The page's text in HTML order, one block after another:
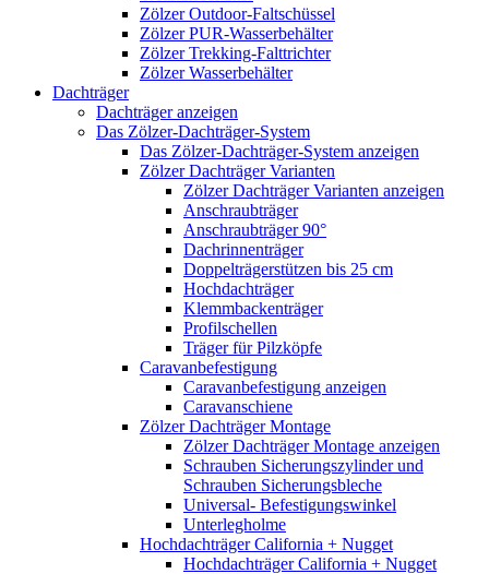
Zölzer Outdoor-Faltschüssel
Zölzer PUR-Wasserbehälter
Zölzer Trekking-Falttrichter
Zölzer Wasserbehälter
Dachträger
Dachträger anzeigen
Das Zölzer-Dachträger-System
Das Zölzer-Dachträger-System anzeigen
Zölzer Dachträger Varianten
Zölzer Dachträger Varianten anzeigen
Anschraubträger
Anschraubträger 90°
Dachrinnenträger
Doppelträgerstützen bis 25 cm
Hochdachträger
Klemmbackenträger
Profilschellen
Träger für Pilzköpfe
Caravanbefestigung
Caravanbefestigung anzeigen
Caravanschiene
Zölzer Dachträger Montage
Zölzer Dachträger Montage anzeigen
Schrauben Sicherungszylinder und
Schrauben Sicherungsbleche
Universal- Befestigungswinkel
Unterlegholme
Hochdachträger California + Nugget
Hochdachträger California + Nugget